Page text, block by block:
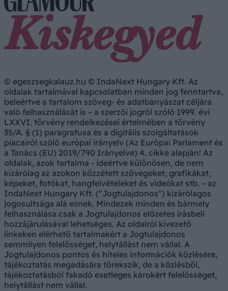
© egeszsegkalauz.hu © IndaNext Hungary Kft. Az
oldalak tartalmával kapcsolatban minden jog fenntartva,
beleértve a tartalom szöveg- és adatbányászat céljára
való felhasználását is – a szerzői jogról szóló 1999. évi
LXXVI. törvény rendelkezései értelmében a törvény
35/A. § (1) paragrafusa és a digitális szolgáltatások
piacairól szóló európai irányelv (Az Európai Parlament és
a Tanács (EU) 2019/790 Irányelve) 4. cikke alapján! Az
oldalak, azok tartalma - ideértve különösen, de nem
kizárólag az azokon közzétett szövegeket, grafikákat,
képeket, fotókat, hangfelvételeket és videókat stb. – az
IndaNext Hungary Kft. ("Jogtulajdonos") kizárólagos
jogosultsága alá esnek. Mindezek minden és bármely
felhasználása csak a Jogtulajdonos előzetes írásbeli
hozzájárulásával lehetséges. Az oldalról kivezető
linkeken elérhető tartalmakért a Jogtulajdonos
semmilyen felelősséget, helytállást nem vállal. A
Jogtulajdonos pontos és hiteles információk közlésére,
tájékoztatás megadására törekszik, de a közlésből,
tájékoztatásból fakadó esetleges károkért felelősséget,
helytállást nem vállal.